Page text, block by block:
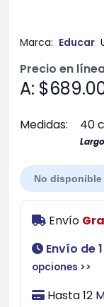
Marca: Educar
Precio en
A:
Medidas: 40
Largo
No disponible
Envío
Envío de
opciones >>
Hasta 12